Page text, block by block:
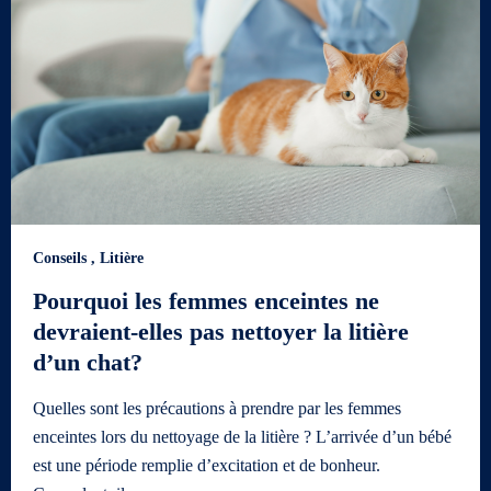
Conseils , Litière
Pourquoi les femmes enceintes ne
devraient-elles pas nettoyer la litière
d’un chat?
Quelles sont les précautions à prendre par les femmes
enceintes lors du nettoyage de la litière ? L’arrivée d’un bébé
est une période remplie d’excitation et de bonheur.